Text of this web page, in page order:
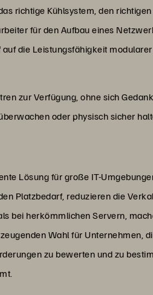
richtige Kühlsystem, den
für den Aufbau eines
die Leistungsfähigkeit
zur Verfügung, ohne sich
oder physisch sicher
Lösung für große IT-
Platzbedarf, reduzieren die
bei herkömmlichen Servern,
Wahl für Unternehmen,
zu bewerten und zu